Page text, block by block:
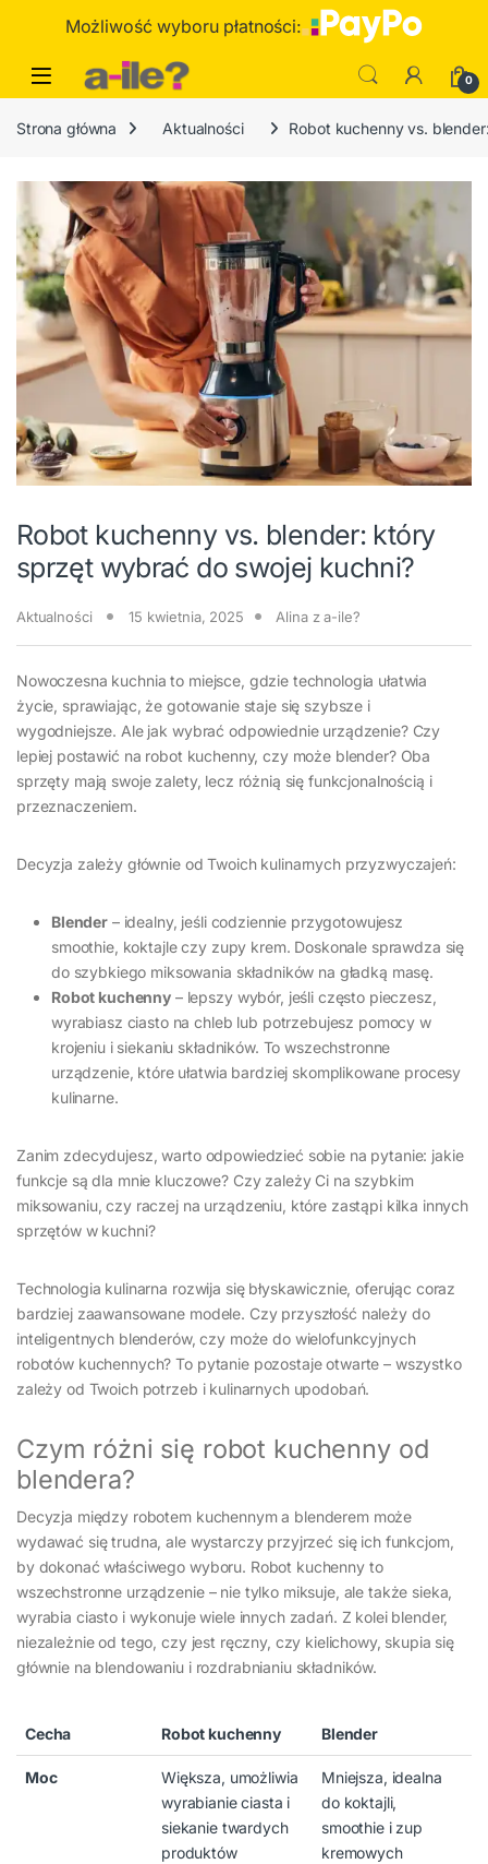
Możliwość wyboru płatności:
0
Strona główna Aktualności Robot kuchenny vs.
Robot kuchenny vs. blender: który
sprzęt wybrać do swojej kuchni?
Aktualności 15 kwietnia, 2025 Alina z a-ile?
Nowoczesna kuchnia to miejsce, gdzie technologia ułatwia
życie, sprawiając, że gotowanie staje się szybsze i
wygodniejsze. Ale jak wybrać odpowiednie urządzenie? Czy
lepiej postawić na robot kuchenny, czy może blender? Oba
sprzęty mają swoje zalety, lecz różnią się funkcjonalnością i
przeznaczeniem.
Decyzja zależy głównie od Twoich kulinarnych przyzwyczajeń:
Blender – idealny, jeśli codziennie przygotowujesz
smoothie, koktajle czy zupy krem. Doskonale sprawdza się
do szybkiego miksowania składników na gładką masę.
Robot kuchenny – lepszy wybór, jeśli często pieczesz,
wyrabiasz ciasto na chleb lub potrzebujesz pomocy w
krojeniu i siekaniu składników. To wszechstronne
urządzenie, które ułatwia bardziej skomplikowane procesy
kulinarne.
Zanim zdecydujesz, warto odpowiedzieć sobie na pytanie: jakie
funkcje są dla mnie kluczowe? Czy zależy Ci na szybkim
miksowaniu, czy raczej na urządzeniu, które zastąpi kilka innych
sprzętów w kuchni?
Technologia kulinarna rozwija się błyskawicznie, oferując coraz
bardziej zaawansowane modele. Czy przyszłość należy do
inteligentnych blenderów, czy może do wielofunkcyjnych
robotów kuchennych? To pytanie pozostaje otwarte – wszystko
zależy od Twoich potrzeb i kulinarnych upodobań.
Czym różni się robot kuchenny od
blendera?
Decyzja między robotem kuchennym a blenderem może
wydawać się trudna, ale wystarczy przyjrzeć się ich funkcjom,
by dokonać właściwego wyboru. Robot kuchenny to
wszechstronne urządzenie – nie tylko miksuje, ale także sieka,
wyrabia ciasto i wykonuje wiele innych zadań. Z kolei blender,
niezależnie od tego, czy jest ręczny, czy kielichowy, skupia się
głównie na blendowaniu i rozdrabnianiu składników.
Cecha Robot kuchenny Blender
Moc
Większa, umożliwia
wyrabianie ciasta i
siekanie twardych
produktów
Mniejsza, idealna
do koktajli,
smoothie i zup
kremowych